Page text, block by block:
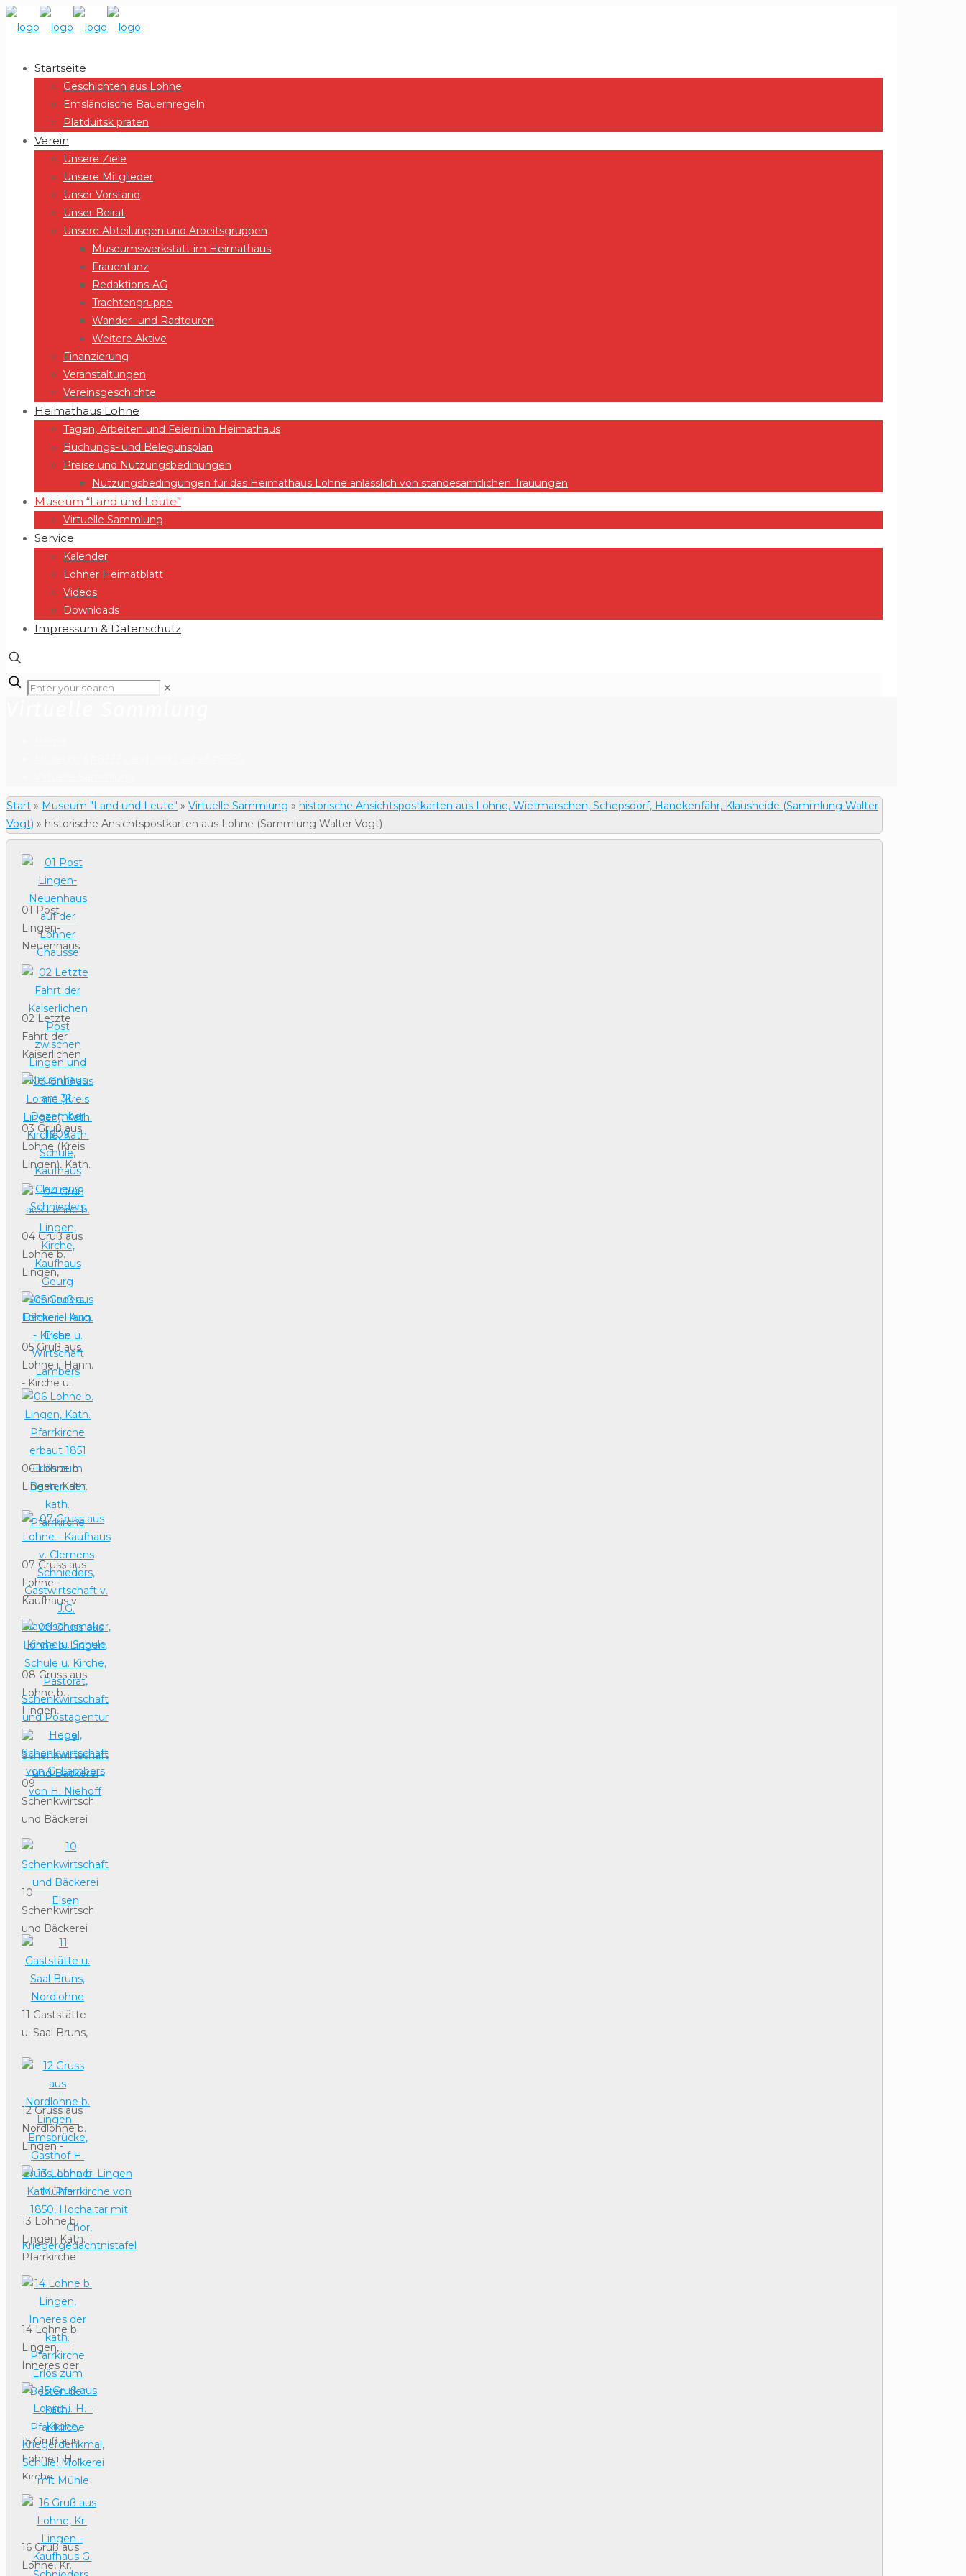
Startseite
Geschichten aus Lohne
Emsländische Bauernregeln
Platduitsk praten
Verein
Unsere Ziele
Unsere Mitglieder
Unser Vorstand
Unser Beirat
Unsere Abteilungen und Arbeitsgruppen
Museumswerkstatt im Heimathaus
Frauentanz
Redaktions-AG
Trachtengruppe
Wander- und Radtouren
Weitere Aktive
Finanzierung
Veranstaltungen
Vereinsgeschichte
Heimathaus Lohne
Tagen, Arbeiten und Feiern im Heimathaus
Buchungs- und Belegunsplan
Preise und Nutzungsbedinungen
Nutzungsbedingungen für das Heimathaus Lohne anlässlich von standesamtlichen Trauungen
Museum “Land und Leute”
Virtuelle Sammlung
Service
Kalender
Lohner Heimatblatt
Videos
Downloads
Impressum & Datenschutz
✕
Start » Museum "Land und Leute" » Virtuelle Sammlung » historische Ansichtspostkarten aus Lohne, Wietmarschen, Schepsdorf, Hanekenfähr, Klausheide (Sammlung Walter
Vogt) » historische Ansichtspostkarten aus Lohne (Sammlung Walter Vogt)
01 Post
Lingen-
Neuenhaus
auf der
Lohner
Chausse
02 Letzte
Fahrt der
Kaiserlichen
Post
zwischen
Lingen und
Neuenhaus
am 31.
Dezember
1909
03 Gruß aus
Lohne (Kreis
Lingen), Kath.
Kirche, Kath.
Schule,
Kaufhaus
Clemens
Schnieders
04 Gruß aus
Lohne b.
Lingen,
Kirche,
Kaufhaus
Geurg
Schnieders,
Bäckerei Aug.
Elsen
05 Gruß aus
Lohne i. Hann.
- Kirche u.
Wirtschaft
Lambers
06 Lohne b.
Lingen, Kath.
Pfarrkirche
erbaut 1851
Erlös zum
Besten der
kath.
Pfarrkirche
07 Gruss aus
Lohne -
Kaufhaus v.
Clemens
Schnieders,
Gastwirtschaft
v. J.G.
Gravelschomaker,
Kirche u.
Schule
08 Gruss aus
Lohne b.
Lingen,
Schule u.
Kirche,
Pastorat,
Schenkwirtschaft
und
Postagentur
Hegel,
Schenkwirtschaft
von G.
Lambers
09
Schenkwirtschaft
und Bäckerei
von H.
10
Schenkwirtschaft
und Bäckerei
Elsen
11 Gaststätte
u. Saal Bruns,
12 Gruss aus
Nordlohne b.
Lingen -
Emsbrücke,
Gasthof H.
Bruns, Lohner
Mühle
13 Lohne b.
Lingen Kath.
Pfarrkirche
von 1850,
Hochaltar mit
Chor,
Kriegergedächtnistafel
14 Lohne b.
Lingen,
Inneres der
kath.
Pfarrkirche
Erlös zum
Besten der
kath.
Pfarrkirche
15 Gruß aus
Lohne i. H. -
Kirche,
Kriegerdenkmal,
Mühle
16 Gruß aus
Lohne, Kr.